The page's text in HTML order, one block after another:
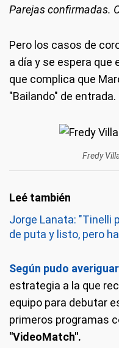
Parejas confirmadas.
Pero los casos de
a día y se espera que
que complica que
"Bailando" de entrada.
Fredy
Jorge Lanata: "Tinelli
de puta y listo, pero
Según pudo
estrategia a la que
equipo para debutar
primeros programas
"VideoMatch".